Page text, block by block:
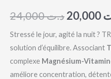
د.ت24,000
Stressé le jour, agité la nuit ?
solution d’équilibre. Associant
complexe Magnésium-
améliore concentration,